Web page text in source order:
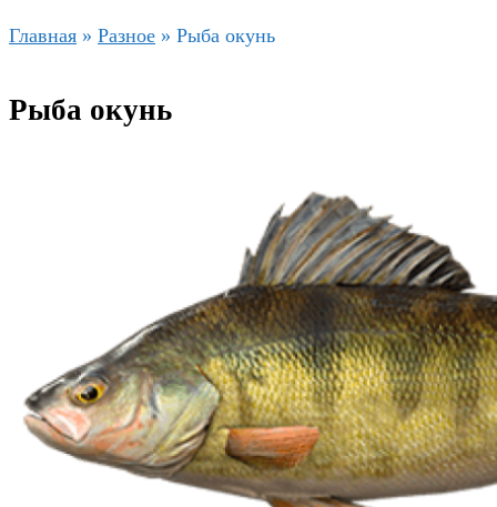
Главная » Разное » Рыба окунь
Рыба окунь